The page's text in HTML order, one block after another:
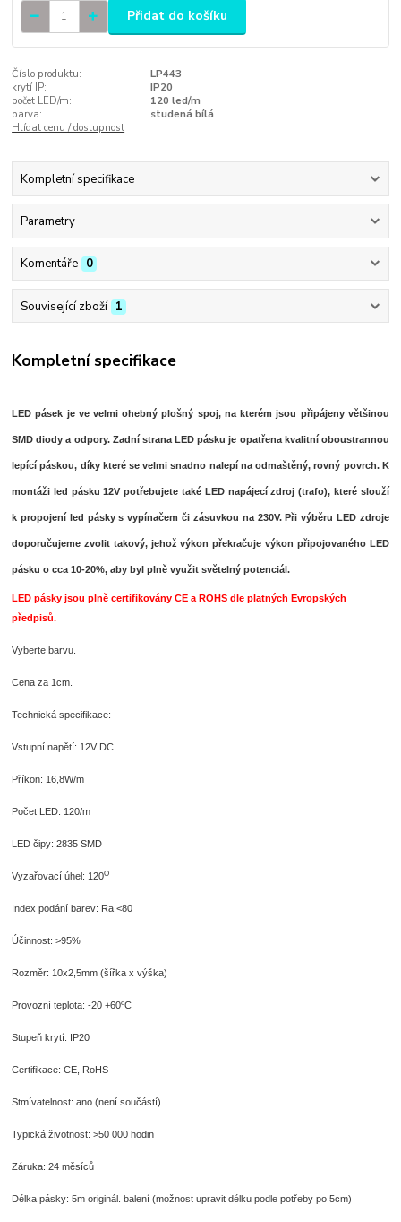
Přidat do košíku
Číslo produktu:
LP443
krytí IP:
IP20
počet LED/m:
120 led/m
barva:
studená bílá
Hlídat cenu / dostupnost
Kompletní specifikace
Parametry
Komentáře 0
Související zboží 1
Kompletní specifikace
LED pásek je ve velmi ohebný plošný spoj, na kterém jsou připájeny většinou
SMD diody a odpory. Zadní strana LED pásku je opatřena kvalitní oboustrannou
lepící páskou, díky které se velmi snadno nalepí na odmaštěný, rovný povrch. K
montáži led pásku 12V potřebujete také LED napájecí zdroj (trafo), které slouží
k propojení led pásky s vypínačem či zásuvkou na 230V. Při výběru LED zdroje
doporučujeme zvolit takový, jehož výkon překračuje výkon připojovaného LED
pásku o cca 10-20%, aby byl plně využit světelný potenciál.
LED pásky jsou plně certifikovány CE a ROHS dle platných Evropských
předpisů.
Vyberte barvu.
Cena za 1cm.
Technická specifikace:
Vstupní napětí: 12V DC
Příkon: 16,8W/m
Počet LED: 120/m
LED čipy: 2835 SMD
Vyzařovací úhel: 120O
Index podání barev: Ra <80
Účinnost: >95%
Rozměr: 10x2,5mm (šířka x výška)
Provozní teplota: -20 +60oC
Stupeň krytí: IP20
Certifikace: CE, RoHS
Stmívatelnost: ano (není součástí)
Typická životnost: >50 000 hodin
Záruka: 24 měsíců
Délka pásky: 5m originál. balení (možnost upravit délku podle potřeby po 5cm)